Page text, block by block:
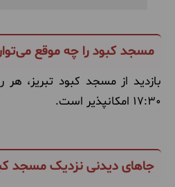
مسجد کبود را چه موقع
17:30 امکانپذیر است.
جاهای دیدنی نزدیک مسجد